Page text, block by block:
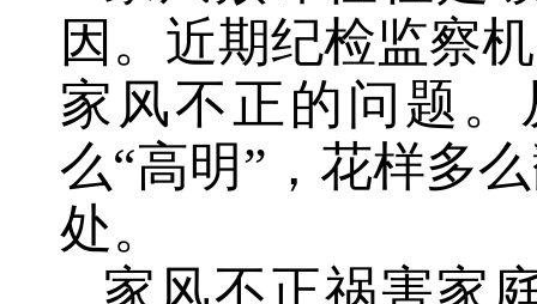
因。近期纪检监察
家风不正的问题
么“高明”，花样多
处。
家风不正祸害家